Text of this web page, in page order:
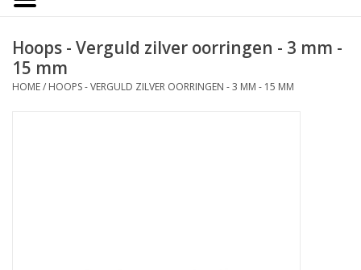
Occasions
Hoops - Verguld zilver oorringen - 3 mm -
15 mm
HOME/ HOOPS - VERGULD ZILVER OORRINGEN - 3 MM - 15 MM